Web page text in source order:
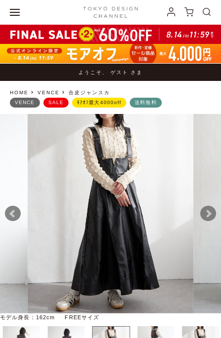
ようこそ、 ゲスト さま
HOME VENCE 合皮ジャンスカ
モデル身長：162cm FREEサイズ
VENCE SALE ﾓｱｵﾌ最大4000off 送料無料